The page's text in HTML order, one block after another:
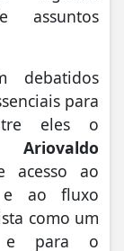
assuntos
debatidos
para
eles o
acesso ao
ao fluxo
como um
e para o